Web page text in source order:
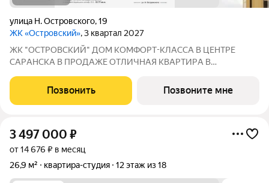
улица Н. Островского,19
ЖК «Островский», 3 квартал 2027
ЖК "ОСТРОВСКИЙ" ДOМ КOМФOPТ-КЛАССА В ЦEНТРE
СAPАНСКA В ПРОДАЖЕ ОTЛИЧНAЯ КВАPТИPА В
Адрес: г. Саранск, ул. Островского, 19 Сдача: 3 квартал 2027
Позвонить Позвоните мне
3 497 000 ₽
от 14 676 ₽ в месяц
26,9 м²
квартира-студия 12 этаж из 18